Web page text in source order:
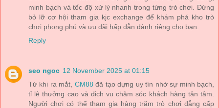
minh bạch và tốc độ xử lý nhanh trong từng trò chơi. Đừng
bỏ lỡ cơ hội tham gia kjc exchange để khám phá kho trò
chơi phong phú và ưu đãi hấp dẫn dành riêng cho bạn.
Reply
seo ngoc 12 November 2025 at 01:15
Từ khi ra mắt, CM88 đã tạo dựng uy tín nhờ sự minh bạch,
tỉ lệ thưởng cao và dịch vụ chăm sóc khách hàng tận tâm.
Người chơi có thể tham gia hàng trăm trò chơi đẳng cấp